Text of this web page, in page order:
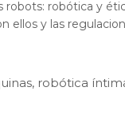
robótica y
y las
robótica